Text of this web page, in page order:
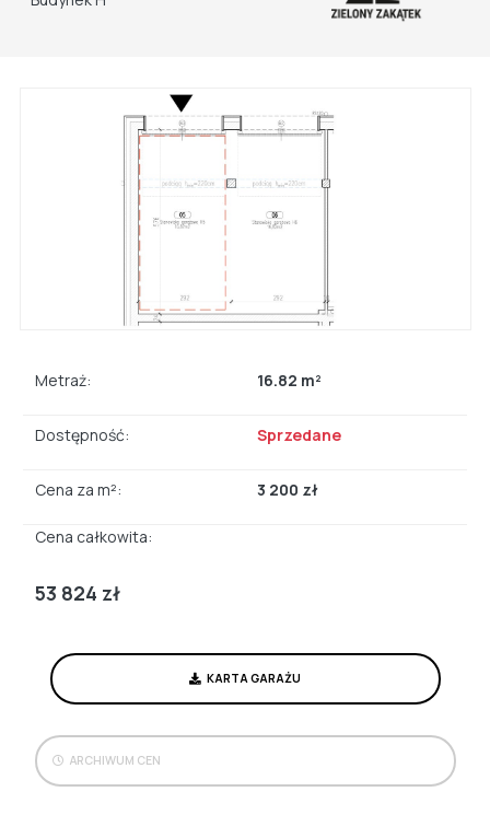
Metraż: 16.82 m²
Dostępność: Sprzedane
Cena za m²: 3 200 zł
Cena całkowita:
53 824 zł
KARTA GARAŻU
ARCHIWUM CEN